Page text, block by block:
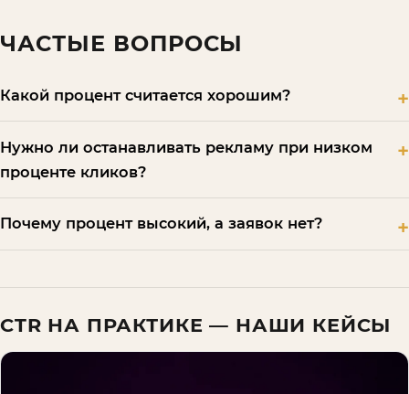
ЧАСТЫЕ ВОПРОСЫ
Какой процент считается хорошим?
Нужно ли останавливать рекламу при низком
проценте кликов?
Почему процент высокий, а заявок нет?
CTR НА ПРАКТИКЕ — НАШИ КЕЙСЫ